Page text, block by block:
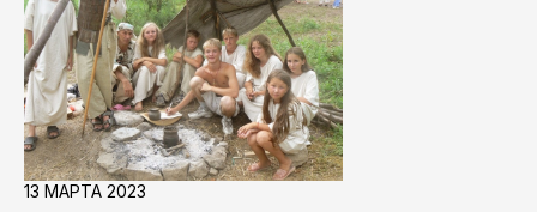
13 МАРТА 2023